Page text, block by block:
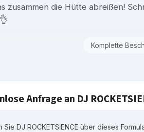
zusammen die Hütte abreißen!
Komplette
Anfrage an DJ
Sie DJ ROCKETSIENCE über dieses